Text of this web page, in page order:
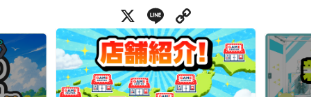
X Line